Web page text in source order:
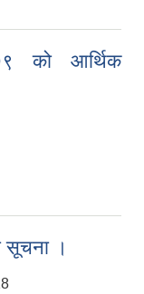
को आर्थिक
सूचना ।